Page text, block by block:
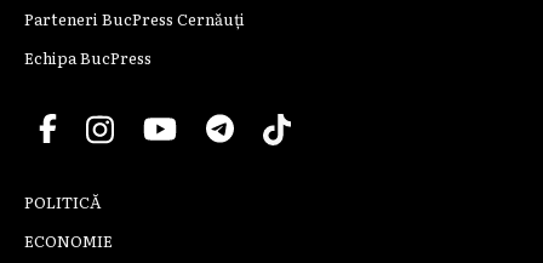
Parteneri BucPress Cernăuți
Echipa BucPress
POLITICĂ
ECONOMIE